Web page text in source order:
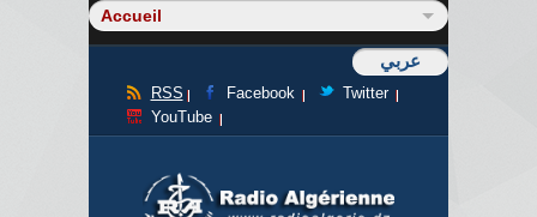
عربي
RSS Facebook
Twitter
YouTube